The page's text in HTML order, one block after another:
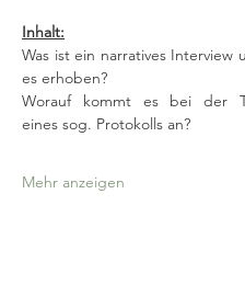
Inhalt:
Was ist ein narratives Interview
es erhoben?
Worauf kommt es bei der
eines sog. Protokolls an?
Mehr anzeigen